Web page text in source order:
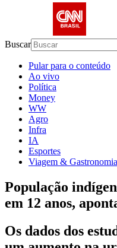
Buscar
Pular para o conteúdo
Ao vivo
Política
Money
WW
Agro
Infra
IA
Esportes
Viagem & Gastronomia
População
em 12 anos,
Os dados dos